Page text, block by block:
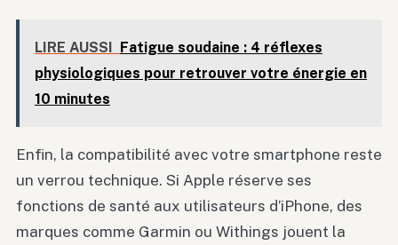
LIRE AUSSI
Fatigue soudaine : 4 réflexes
physiologiques pour retrouver votre énergie en
10 minutes
Enfin, la compatibilité avec votre smartphone reste
un verrou technique. Si Apple réserve ses
fonctions de santé aux utilisateurs d’iPhone, des
marques comme Garmin ou Withings jouent la